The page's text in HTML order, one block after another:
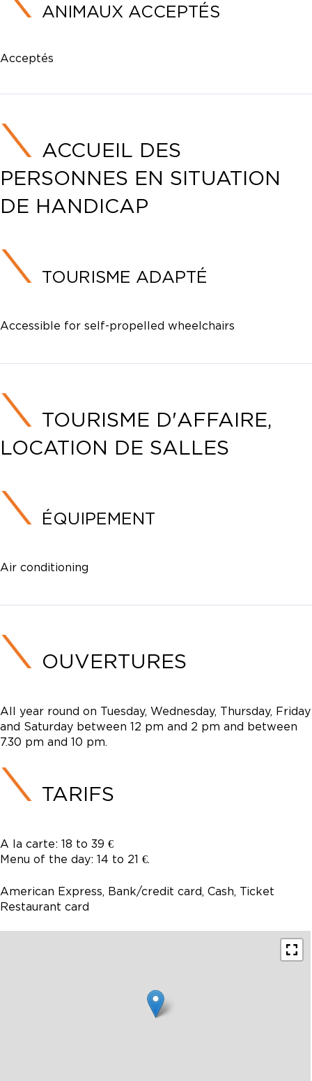
ANIMAUX ACCEPTÉS
Acceptés
ACCUEIL DES
PERSONNES EN SITUATION
DE HANDICAP
TOURISME ADAPTÉ
Accessible for self-propelled wheelchairs
TOURISME D'AFFAIRE,
LOCATION DE SALLES
ÉQUIPEMENT
Air conditioning
OUVERTURES
All year round on Tuesday, Wednesday, Thursday, Friday
and Saturday between 12 pm and 2 pm and between
7.30 pm and 10 pm.
TARIFS
A la carte: 18 to 39 €
Menu of the day: 14 to 21 €.
American Express, Bank/credit card, Cash, Ticket
Restaurant card